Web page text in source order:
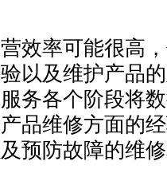
效率可能很高
以及维护产品
务各个阶段将
品维修方面的
预防故障的维